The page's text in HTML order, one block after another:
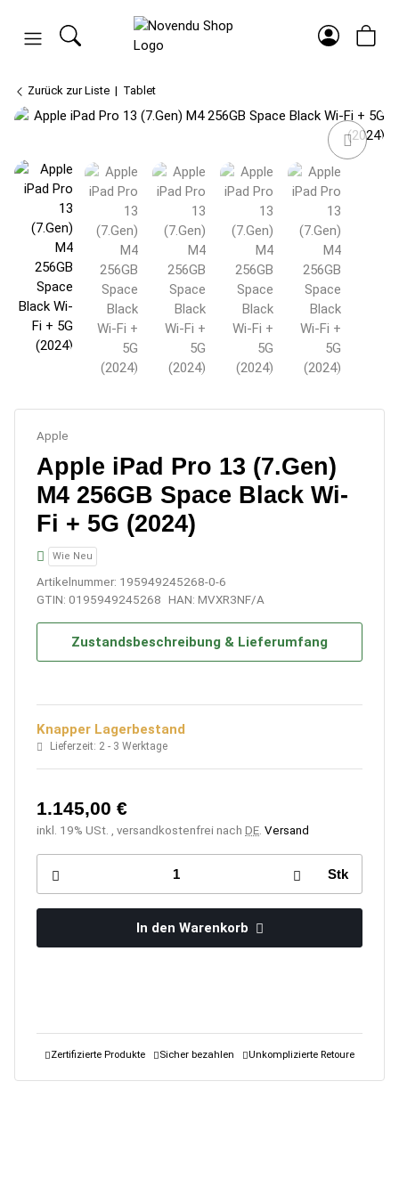
Zurück zur Liste Tablet
Apple
Apple iPad Pro 13 (7.Gen)
M4 256GB Space Black Wi-
Fi + 5G (2024)
Wie Neu
Artikelnummer: 195949245268-0-6
GTIN: 0195949245268 HAN: MVXR3NF/A
Zustandsbeschreibung & Lieferumfang
Knapper Lagerbestand
Lieferzeit: 2 - 3 Werktage
1.145,00 €
inkl. 19% USt. , versandkostenfrei nach DE. Versand
Stk
In den Warenkorb
Zertifizierte Produkte Sicher bezahlen Unkomplizierte Retoure